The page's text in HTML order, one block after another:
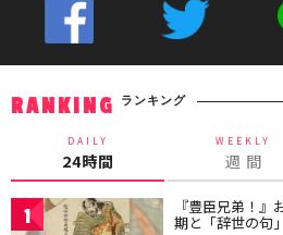
RANKING ランキング
DAILY
24時間
WEEKLY
週 間
1 『豊臣兄弟！
期と「辞世の句